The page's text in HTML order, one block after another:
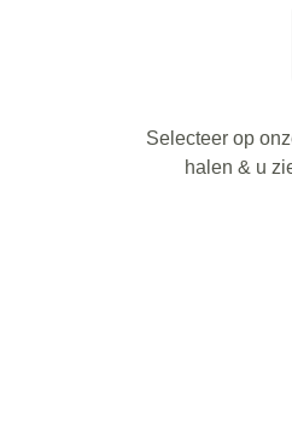
Selecteer op
halen & u